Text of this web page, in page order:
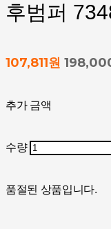
후범퍼
107,811원
추가 금액
수량
품절된 상품입니다.